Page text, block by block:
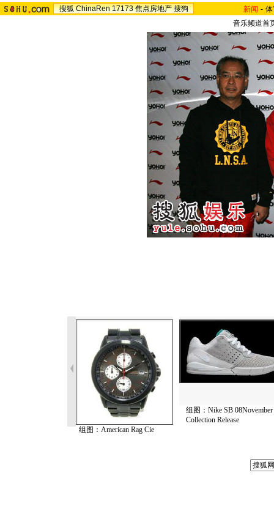
搜狐 ChinaRen 17173 焦点房地产 搜狗 新闻 -
音乐频道首
组图：American Rag Cie
组图：Nike SB 08November
Collection Release